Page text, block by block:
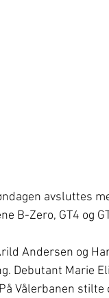
avsluttes
B-Zero, GT4 og
Andersen og
Debutant Marie
Vålerbanen